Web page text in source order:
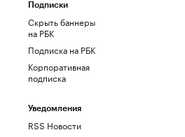
Подписки
Скрыть баннеры
на РБК
Подписка на РБК
Корпоративная
подписка
Уведомления
RSS Новости